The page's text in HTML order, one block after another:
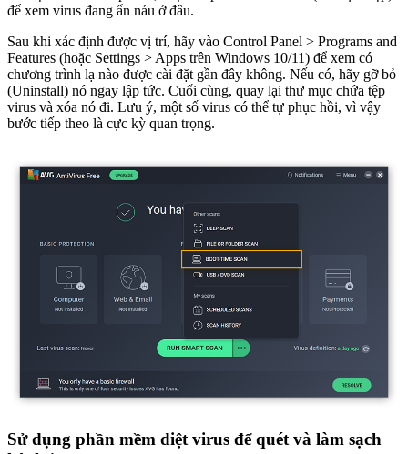
để xem virus đang ẩn náu ở đâu.
Sau khi xác định được vị trí, hãy vào Control Panel > Programs and
Features (hoặc Settings > Apps trên Windows 10/11) để xem có
chương trình lạ nào được cài đặt gần đây không. Nếu có, hãy gỡ bỏ
(Uninstall) nó ngay lập tức. Cuối cùng, quay lại thư mục chứa tệp
virus và xóa nó đi. Lưu ý, một số virus có thể tự phục hồi, vì vậy
bước tiếp theo là cực kỳ quan trọng.
Sử dụng phần mềm diệt virus để quét và làm sạch